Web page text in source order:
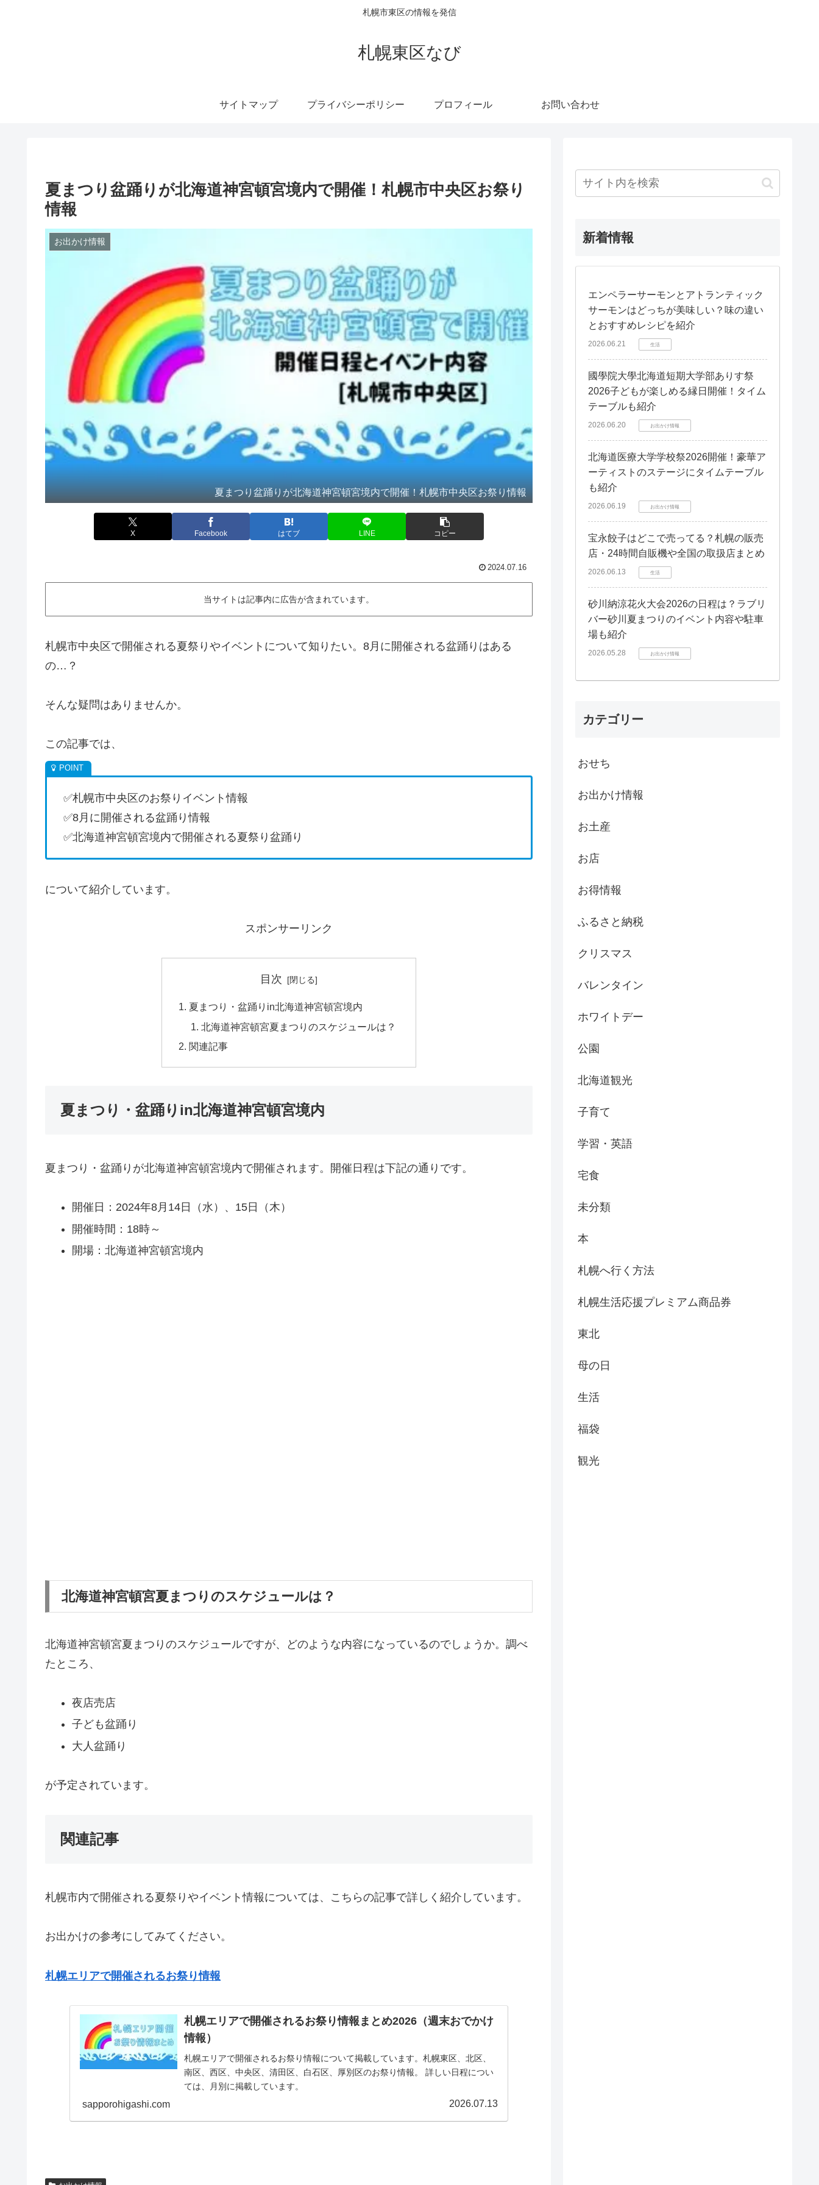
札幌市東区の情報を発信
札幌東区なび
サイトマップ プライバシーポリシー プロフィール お問い合わせ
夏まつり盆踊りが北海道神宮頓宮境内で開催！札幌市中央区お祭り
情報
お出かけ情報
夏まつり盆踊りが北海道神宮頓宮境内で開催！札幌市中央区お祭り情報
X Facebook はてブ LINE コピー
2024.07.16
当サイトは記事内に広告が含まれています。
札幌市中央区で開催される夏祭りやイベントについて知りたい。8月に開催される盆踊りはある
の…？
そんな疑問はありませんか。
この記事では、
✅札幌市中央区のお祭りイベント情報
✅8月に開催される盆踊り情報
✅北海道神宮頓宮境内で開催される夏祭り盆踊り
について紹介しています。
スポンサーリンク
目次
夏まつり・盆踊りin北海道神宮頓宮境内
北海道神宮頓宮夏まつりのスケジュールは？
関連記事
夏まつり・盆踊りin北海道神宮頓宮境内
夏まつり・盆踊りが北海道神宮頓宮境内で開催されます。開催日程は下記の通りです。
開催日：2024年8月14日（水）、15日（木）
開催時間：18時～
開場：北海道神宮頓宮境内
北海道神宮頓宮夏まつりのスケジュールは？
北海道神宮頓宮夏まつりのスケジュールですが、どのような内容になっているのでしょうか。調べ
たところ、
夜店売店
子ども盆踊り
大人盆踊り
が予定されています。
関連記事
札幌市内で開催される夏祭りやイベント情報については、こちらの記事で詳しく紹介しています。
お出かけの参考にしてみてください。
札幌エリアで開催されるお祭り情報
札幌エリアで開催されるお祭り情報まとめ2026（週末おでかけ
情報）
札幌エリアで開催されるお祭り情報について掲載しています。札幌東区、北区、
南区、西区、中央区、清田区、白石区、厚別区のお祭り情報。 詳しい日程につい
ては、月別に掲載しています。
sapporohigashi.com 2026.07.13
新着情報
エンペラーサーモンとアトランティック
サーモンはどっちが美味しい？味の違い
とおすすめレシピを紹介
2026.06.21 生活
國學院大學北海道短期大学部ありす祭
2026子どもが楽しめる縁日開催！タイム
テーブルも紹介
2026.06.20 お出かけ情報
北海道医療大学学校祭2026開催！豪華ア
ーティストのステージにタイムテーブル
も紹介
2026.06.19 お出かけ情報
宝永餃子はどこで売ってる？札幌の販売
店・24時間自販機や全国の取扱店まとめ
2026.06.13 生活
砂川納涼花火大会2026の日程は？ラブリ
バー砂川夏まつりのイベント内容や駐車
場も紹介
2026.05.28 お出かけ情報
カテゴリー
おせち
お出かけ情報
お土産
お店
お得情報
ふるさと納税
クリスマス
バレンタイン
ホワイトデー
公園
北海道観光
子育て
学習・英語
宅食
未分類
本
札幌へ行く方法
札幌生活応援プレミアム商品券
東北
母の日
生活
福袋
観光